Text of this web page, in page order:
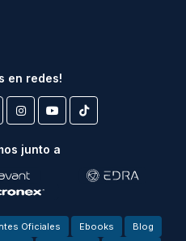
en redes!
junto a
Oficiales Ebooks
Blog